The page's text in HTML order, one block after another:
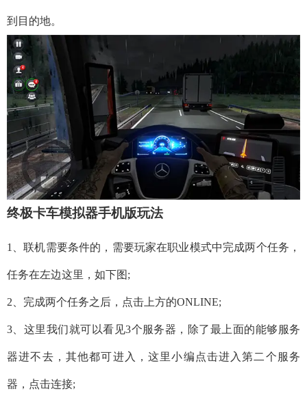
到目的地。
终极卡车模拟器手机版玩法
1、联机需要条件的，需要玩家在职业模式中完成两个任务，
任务在左边这里，如下图;
2、完成两个任务之后，点击上方的ONLINE;
3、这里我们就可以看见3个服务器，除了最上面的能够服务
器进不去，其他都可进入，这里小编点击进入第二个服务
器，点击连接;